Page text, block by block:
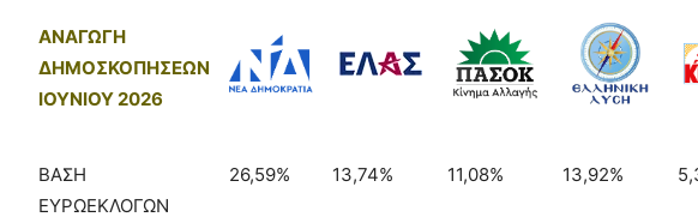
ΑΝΑΓΩΓΗ
ΔΗΜΟΣΚΟΠΗΣΕΩΝ
ΙΟΥΝΙΟΥ 2026
ΒΑΣΗ
ΕΥΡΩΕΚΛΟΓΩΝ
26,59% 13,74% 11,08% 13,92%